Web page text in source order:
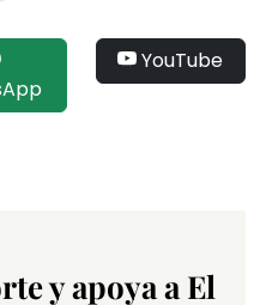
YouTube
y apoya a El